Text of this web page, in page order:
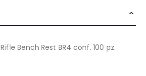
Bench Rest BR4 conf. 100 pz.